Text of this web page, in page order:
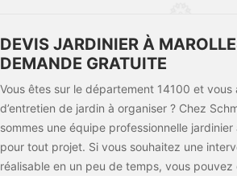
DEVIS JARDINIER À
DEMANDE GRATUITE
Vous êtes sur le département 14100 et
d’entretien de jardin à organiser ? Chez
sommes une équipe professionnelle
pour tout projet. Si vous souhaitez une
réalisable en un peu de temps, vous pouvez